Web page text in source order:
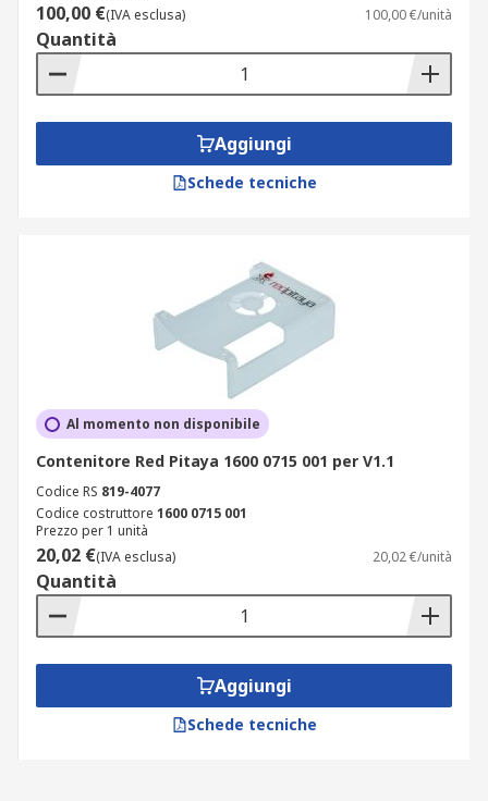
100,00 €(IVA esclusa) 100,00 €/unità
Quantità
Aggiungi
Schede tecniche
Al momento non disponibile
Contenitore Red Pitaya 1600 0715 001 per V1.1
Codice RS 819-4077
Codice costruttore 1600 0715 001
Prezzo per 1 unità
20,02 €(IVA esclusa) 20,02 €/unità
Quantità
Aggiungi
Schede tecniche